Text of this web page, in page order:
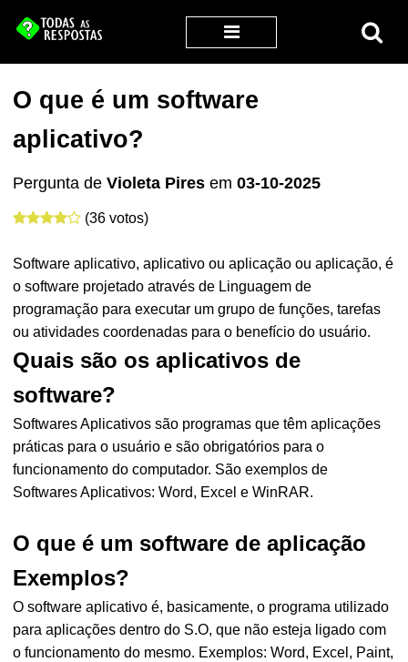
O que é um software
aplicativo?
Pergunta deVioleta Pires em03-10-2025
(36 votos)
Software aplicativo, aplicativo ou aplicação ou aplicação, é
o software projetado através de Linguagem de
programação para executar um grupo de funções, tarefas
ou atividades coordenadas para o benefício do usuário.
Quais são os aplicativos de
software?
Softwares Aplicativos são programas que têm aplicações
práticas para o usuário e são obrigatórios para o
funcionamento do computador. São exemplos de
Softwares Aplicativos: Word, Excel e WinRAR.
O que é um software de aplicação
Exemplos?
O software aplicativo é, basicamente, o programa utilizado
para aplicações dentro do S.O, que não esteja ligado com
o funcionamento do mesmo. Exemplos: Word, Excel, Paint,